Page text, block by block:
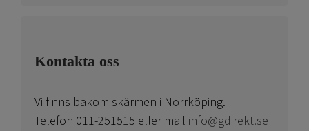
Kontakta oss
Vi finns bakom skärmen i Norrköping.
Telefon 011-251515 eller mail info@gdirekt.se